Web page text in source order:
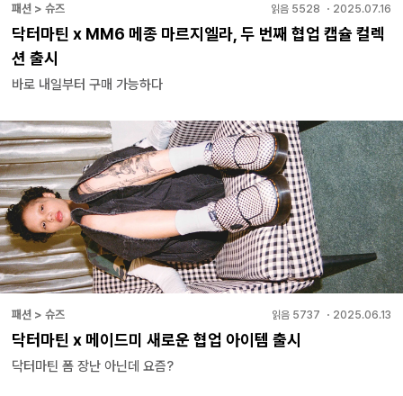
패션 > 슈즈 읽음 5528 ・ 2025.07.16
닥터마틴 x MM6 메종 마르지엘라, 두 번째 협업 캡슐 컬렉
션 출시
바로 내일부터 구매 가능하다
패션 > 슈즈 읽음 5737 ・ 2025.06.13
닥터마틴 x 메이드미 새로운 협업 아이템 출시
닥터마틴 폼 장난 아닌데 요즘?